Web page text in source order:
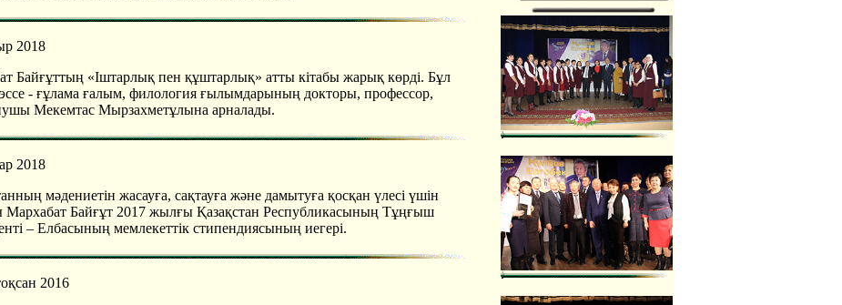
2018
Байғұттың «Іштарлық пен құштарлық» атты кітабы жарық көрді. Бұл
- ғұлама ғалым, филология ғылымдарының докторы, профессор,
Мекемтас Мырзахметұлына арналады.
2018
мәдениетін жасауға, сақтауға және дамытуға қосқан үлесі үшін
Байғұт 2017 жылғы Қазақстан Республикасының Тұңғыш
– Елбасының мемлекеттік стипендиясының иегері.
2016